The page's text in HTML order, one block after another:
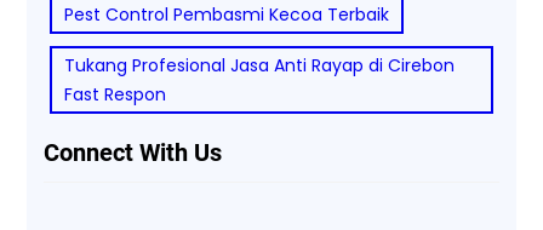
Pest Control Pembasmi Kecoa Terbaik
Tukang Profesional Jasa Anti Rayap di Cirebon
Fast Respon
Connect With Us